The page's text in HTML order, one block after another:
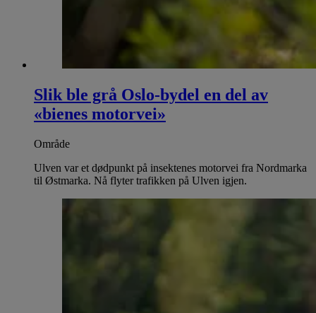
Slik ble grå Oslo-bydel en del av
«bienes motorvei»
Område
Ulven var et dødpunkt på insektenes motorvei fra Nordmarka
til Østmarka. Nå flyter trafikken på Ulven igjen.